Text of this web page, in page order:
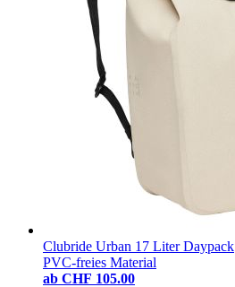
Clubride Urban 17 Liter Daypack
PVC-freies Material
ab CHF 105.00